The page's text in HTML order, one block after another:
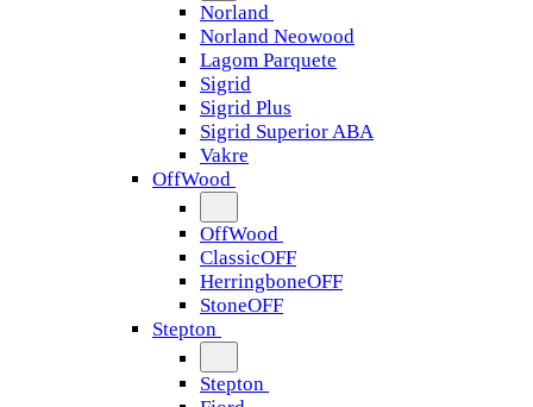
Norland
Norland Neowood
Lagom Parquete
Sigrid
Sigrid Plus
Sigrid Superior ABA
Vakre
OffWood
OffWood
ClassicOFF
HerringboneOFF
StoneOFF
Stepton
Stepton